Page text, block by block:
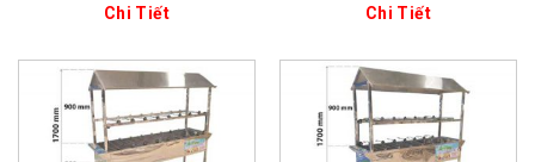
Chi Tiết Chi Tiết